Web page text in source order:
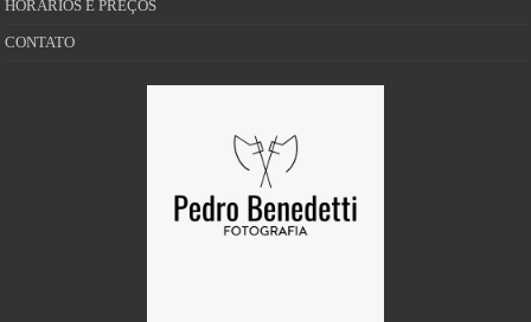
HORÁRIOS E PREÇOS
CONTATO